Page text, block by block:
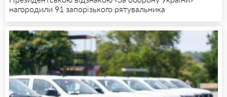
нагородили 91 запорізького рятувальника